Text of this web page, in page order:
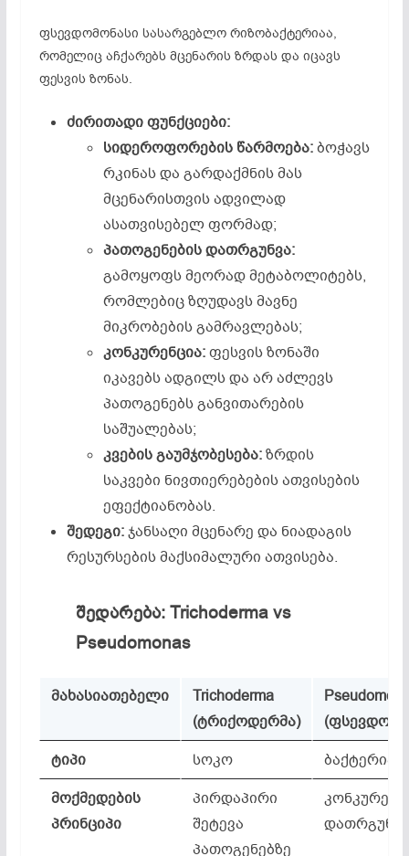
ფსევდომონასი სასარგებლო რიზობაქტერიაა,
რომელიც აჩქარებს მცენარის ზრდას და იცავს
ფესვის ზონას.
ძირითადიფუნქციები:
სიდეროფორების წარმოება:ბოჭავს
რკინას და გარდაქმნის მას
მცენარისთვის ადვილად
ასათვისებელ ფორმად;
პათოგენებისდათრგუნვა:
გამოყოფს მეორად მეტაბოლიტებს,
რომლებიც ზღუდავს მავნე
მიკრობების გამრავლებას;
კონკურენცია:ფესვის ზონაში
იკავებს ადგილს და არ აძლევს
პათოგენებს განვითარების
საშუალებას;
კვებისგაუმჯობესება:ზრდის
საკვები ნივთიერებების ათვისების
ეფექტიანობას.
შედეგი:ჯანსაღი მცენარე და ნიადაგის
რესურსების მაქსიმალური ათვისება.
შედარება: Trichoderma vs
Pseudomonas
მახასიათებელი
Trichoderma
(ტრიქოდერმა)
(
ტიპი
სოკო
ბაქტერია
მოქმედების
პრინციპი
პირდაპირი
შეტევა
პათოგენებზე
დათრგუნვა